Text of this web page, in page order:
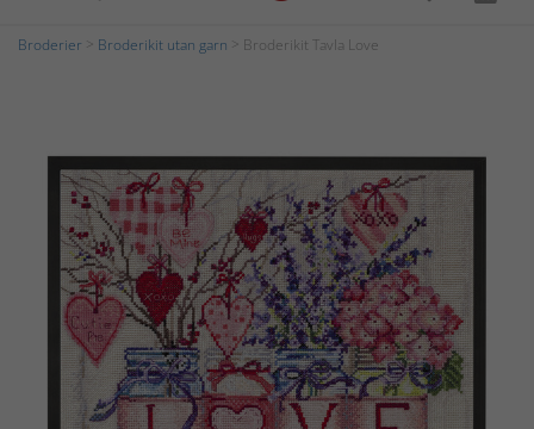
Broderier Broderikit utan garn > Broderikit Tavla Love